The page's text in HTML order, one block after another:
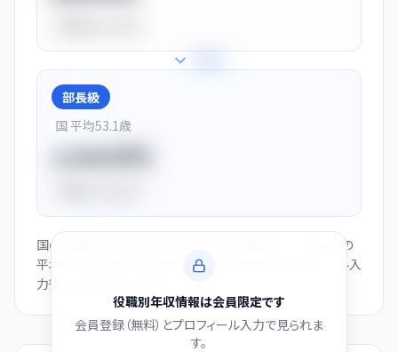
部長級
国 平均53.1歳
役職別年収情報は会員限定です
会員登録（無料）とプロフィール入力で見られま
す。
国の役職別賃金（部長・課長・係長・非役職者）と、この会社の
平均年収から逆算した推計値です。会員登録とプロフィール入
力後にご覧いただけます。